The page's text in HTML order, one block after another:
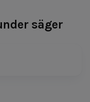
säger